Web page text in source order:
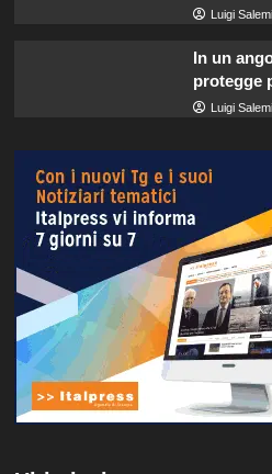
Luigi Salemi
In un
protegge
Luigi Salemi